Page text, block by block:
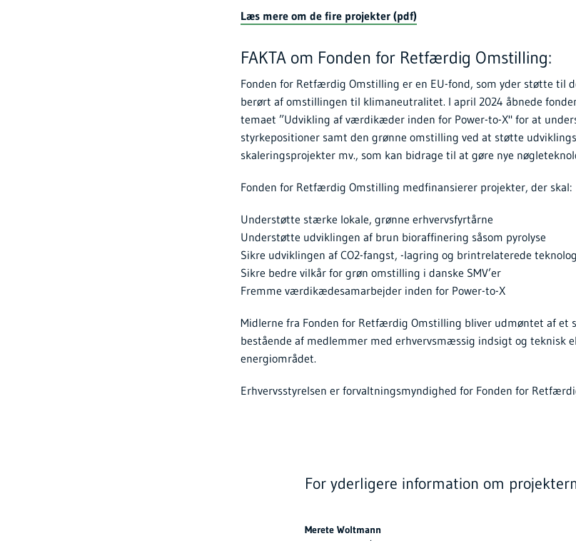
Læs mere om de fire projekter (pdf)
FAKTA om Fonden for Retfærdig Omstilling:
Fonden for Retfærdig Omstilling er en EU-fond, som yder støtte til
berørt af omstillingen til klimaneutralitet. I april 2024 åbnede
temaet ”Udvikling af værdikæder inden for Power-to-X" for at
styrkepositioner samt den grønne omstilling ved at støtte
skaleringsprojekter mv., som kan bidrage til at gøre nye
Fonden for Retfærdig Omstilling medfinansierer projekter, der skal:
Understøtte stærke lokale, grønne erhvervsfyrtårne
Understøtte udviklingen af brun bioraffinering såsom pyrolyse
Sikre udviklingen af CO2-fangst, -lagring og brintrelaterede
Sikre bedre vilkår for grøn omstilling i danske SMV’er
Fremme værdikædesamarbejder inden for Power-to-X
Midlerne fra Fonden for Retfærdig Omstilling bliver udmøntet af
bestående af medlemmer med erhvervsmæssig indsigt og teknisk
energiområdet.
Erhvervsstyrelsen er forvaltningsmyndighed for Fonden for
For yderligere information om
Merete Woltmann